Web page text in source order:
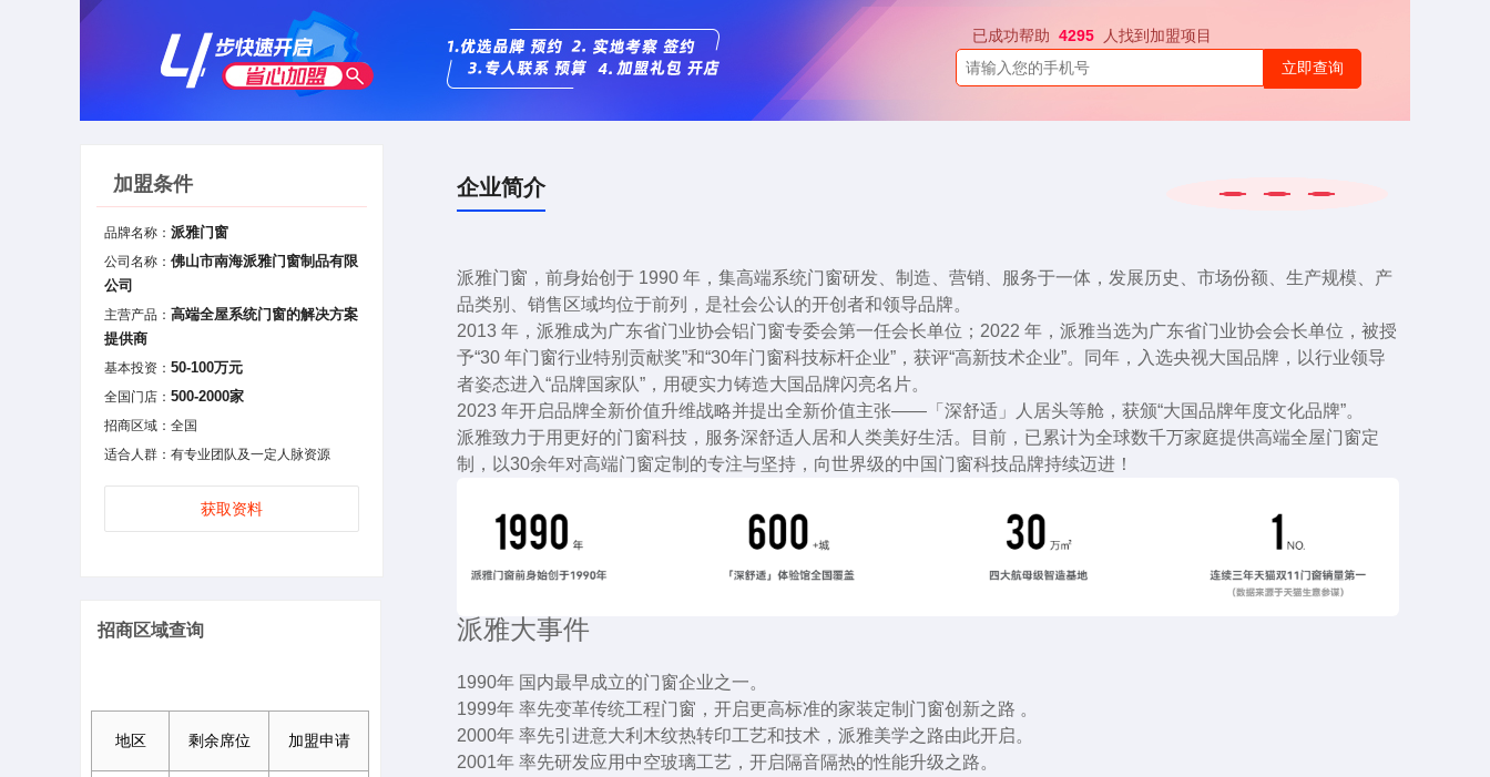
已成功帮助 4295 人找到加盟项目
立即查询
加盟条件
品牌名称： 派雅门窗
公司名称： 佛山市南海派雅门窗制品有限
公司
主营产品： 高端全屋系统门窗的解决方案
提供商
基本投资： 50-100万元
全国门店： 500-2000家
招商区域：全国
适合人群：有专业团队及一定人脉资源
获取资料
招商区域查询
地区 剩余席位 加盟申请
企业简介
派雅门窗，前身始创于 1990 年，集高端系统门窗研发、制造、营销、服务于一体，发展历史、市场份额、生产规模、产
品类别、销售区域均位于前列，是社会公认的开创者和领导品牌。
2013 年，派雅成为广东省门业协会铝门窗专委会第一任会长单位；2022 年，派雅当选为广东省门业协会会长单位，被授
予“30 年门窗行业特别贡献奖”和“30年门窗科技标杆企业”，获评“高新技术企业”。同年，入选央视大国品牌，以行业领导
者姿态进入“品牌国家队”，用硬实力铸造大国品牌闪亮名片。
2023 年开启品牌全新价值升维战略并提出全新价值主张——「深舒适」人居头等舱，获颁“大国品牌年度文化品牌”。
派雅致力于用更好的门窗科技，服务深舒适人居和人类美好生活。目前，已累计为全球数千万家庭提供高端全屋门窗定
制，以30余年对高端门窗定制的专注与坚持，向世界级的中国门窗科技品牌持续迈进！
派雅大事件
1990年 国内最早成立的门窗企业之一。
1999年 率先变革传统工程门窗，开启更高标准的家装定制门窗创新之路 。
2000年 率先引进意大利木纹热转印工艺和技术，派雅美学之路由此开启。
2001年 率先研发应用中空玻璃工艺，开启隔音隔热的性能升级之路。